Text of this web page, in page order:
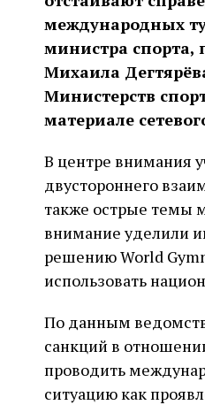
международных
министра спорта,
Михаила
Министерств
материале
В центре внимания
двустороннего
также острые темы
внимание уделили
решению World
использовать
По данным
санкций в
проводить
ситуацию как